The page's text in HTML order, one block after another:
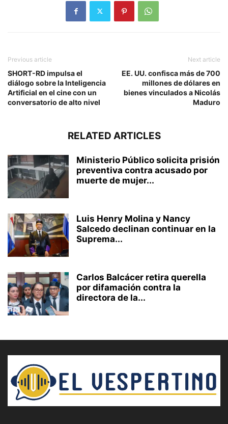
Previous article
SHORT-RD impulsa el
diálogo sobre la Inteligencia
Artificial en el cine con un
conversatorio de alto nivel
Next article
EE. UU. confisca más de 700
millones de dólares en
bienes vinculados a Nicolás
Maduro
RELATED ARTICLES
Ministerio Público solicita prisión
preventiva contra acusado por
muerte de mujer...
Luis Henry Molina y Nancy
Salcedo declinan continuar en la
Suprema...
Carlos Balcácer retira querella
por difamación contra la
directora de la...